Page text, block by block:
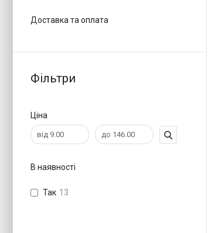
Доставка та оплата
Фільтри
Ціна
В наявності
Так 13